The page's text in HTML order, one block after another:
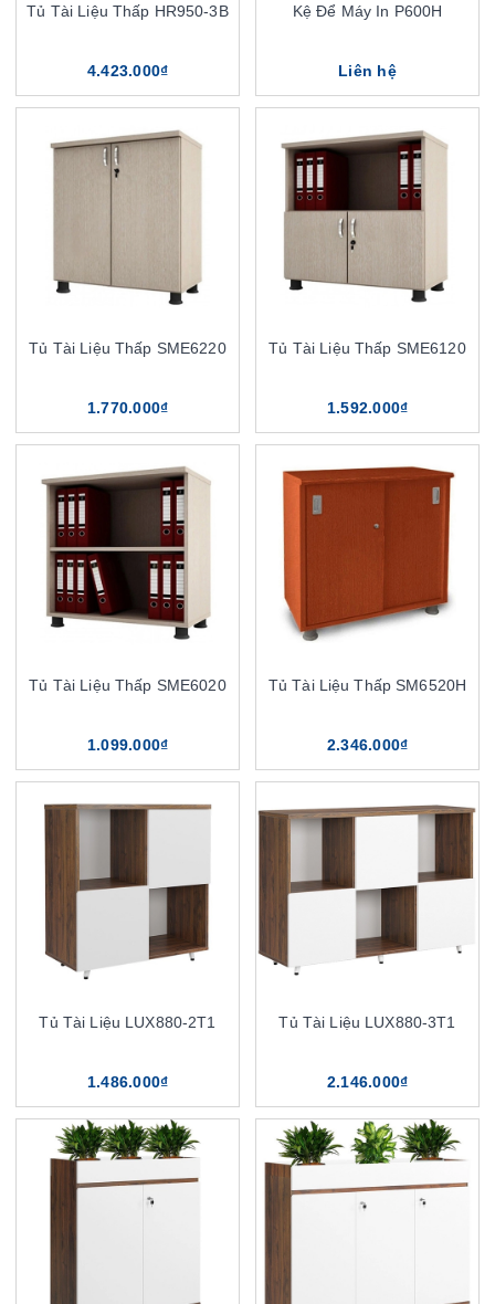
Tủ Tài Liệu Thấp HR950-3B
4.423.000₫
Kệ Để Máy In P600H
Liên hệ
Tủ Tài Liệu Thấp SME6220
1.770.000₫
Tủ Tài Liệu Thấp SME6120
1.592.000₫
Tủ Tài Liệu Thấp SME6020
1.099.000₫
Tủ Tài Liệu Thấp SM6520H
2.346.000₫
Tủ Tài Liệu LUX880-2T1
1.486.000₫
Tủ Tài Liệu LUX880-3T1
2.146.000₫